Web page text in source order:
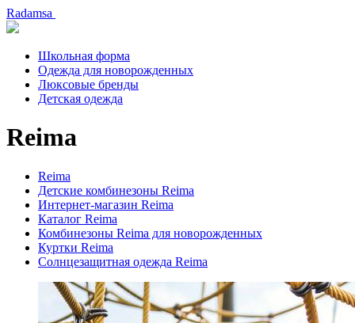
Radamsa
Школьная форма
Одежда для новорожденных
Люксовые бренды
Детская одежда
Reima
Reima
Детские комбинезоны Reima
Интернет-магазин Reima
Каталог Reima
Комбинезоны Reima для новорожденных
Куртки Reima
Солнцезащитная одежда Reima